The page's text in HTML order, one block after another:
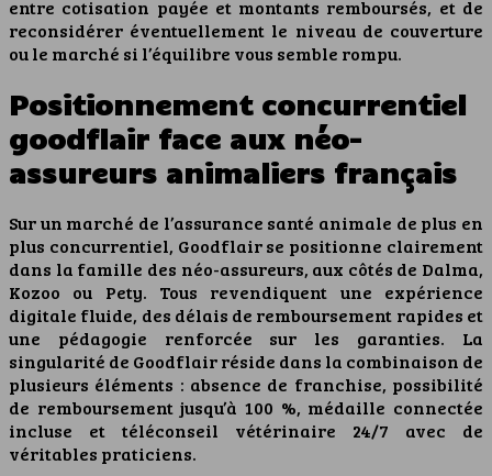
entre cotisation payée et montants remboursés, et de
reconsidérer éventuellement le niveau de couverture
ou le marché si l’équilibre vous semble rompu.
Positionnement concurrentiel
goodflair face aux néo-
assureurs animaliers français
Sur un marché de l’assurance santé animale de plus en
plus concurrentiel, Goodflair se positionne clairement
dans la famille des néo-assureurs, aux côtés de Dalma,
Kozoo ou Pety. Tous revendiquent une expérience
digitale fluide, des délais de remboursement rapides et
une pédagogie renforcée sur les garanties. La
singularité de Goodflair réside dans la combinaison de
plusieurs éléments : absence de franchise, possibilité
de remboursement jusqu’à 100 %, médaille connectée
incluse et téléconseil vétérinaire 24/7 avec de
véritables praticiens.